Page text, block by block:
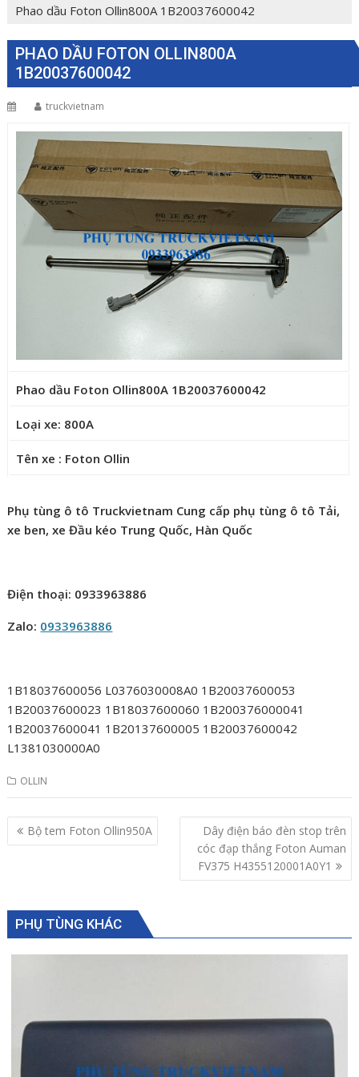
Phao dầu Foton Ollin800A 1B20037600042
PHAO DẦU FOTON OLLIN800A
1B20037600042
truckvietnam
Phao dầu Foton Ollin800A 1B20037600042
Loại xe: 800A
Tên xe : Foton Ollin
Phụ tùng ô tô Truckvietnam Cung cấp phụ tùng ô tô Tải,
xe ben, xe Đầu kéo Trung Quốc, Hàn Quốc
Điện thoại: 0933963886
Zalo: 0933963886
1B18037600056 L0376030008A0 1B20037600053
1B20037600023 1B18037600060 1B200376000041
1B20037600041 1B20137600005 1B20037600042
L1381030000A0
OLLIN
Post
navigation
Bộ tem Foton Ollin950A
Dây điện báo đèn stop trên
cóc đạp thắng Foton Auman
FV375 H4355120001A0Y1
PHỤ TÙNG KHÁC